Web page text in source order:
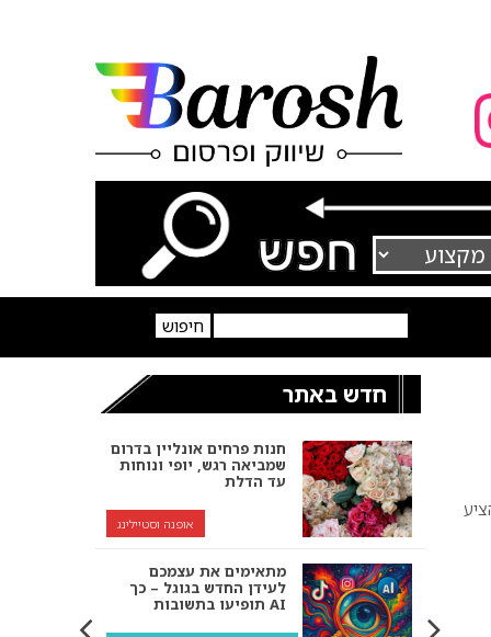
חדש באתר
חנות פרחים אונליין בדרום
שמביאה רגש, יופי ונוחות
עד הדלת
אופנה וסטיילינג
מתאימים את עצמכם
לעידן החדש בגוגל – כך
תופיעו בתשובות AI